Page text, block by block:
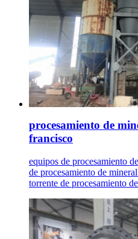
procesamiento de
francisco
equipos de procesamiento
de procesamiento de
torrente de procesamiento